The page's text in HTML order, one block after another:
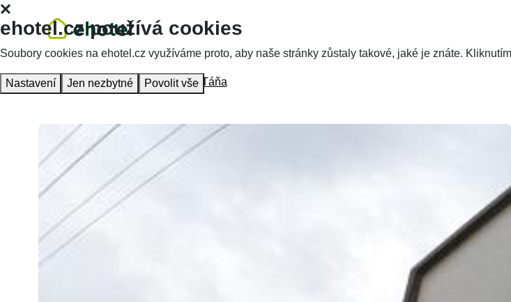
Hlavní stránka Ubytování Studio Táňa
ehotel.cz používá cookies
Soubory cookies na ehotel.cz využíváme proto, aby naše stránky zůstaly takové, jaké je znáte.
Nastavení Jen nezbytné Povolit vše